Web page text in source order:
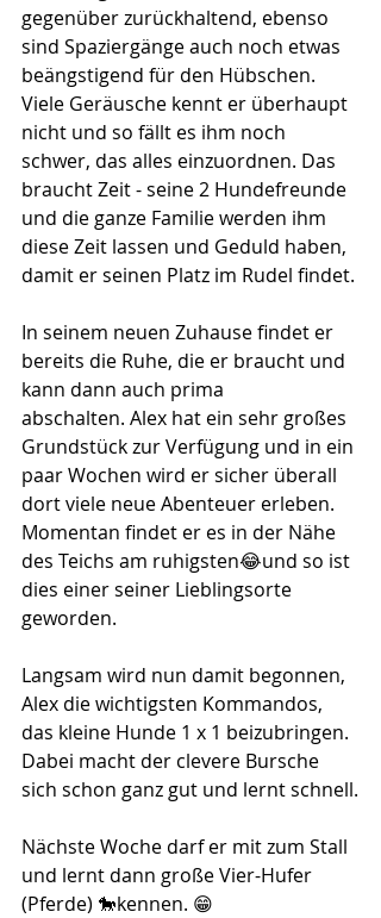
gegenüber zurückhaltend, ebenso
sind Spaziergänge auch noch etwas
beängstigend für den Hübschen.
Viele Geräusche kennt er überhaupt
nicht und so fällt es ihm noch
schwer, das alles einzuordnen. Das
braucht Zeit - seine 2 Hundefreunde
und die ganze Familie werden ihm
diese Zeit lassen und Geduld haben,
damit er seinen Platz im Rudel findet.
In seinem neuen Zuhause findet er
bereits die Ruhe, die er braucht und
kann dann auch prima
abschalten. Alex hat ein sehr großes
Grundstück zur Verfügung und in ein
paar Wochen wird er sicher überall
dort viele neue Abenteuer erleben.
Momentan findet er es in der Nähe
des Teichs am ruhigsten😂und so ist
dies einer seiner Lieblingsorte
geworden.
Langsam wird nun damit begonnen,
Alex die wichtigsten Kommandos,
das kleine Hunde 1 x 1 beizubringen.
Dabei macht der clevere Bursche
sich schon ganz gut und lernt schnell.
Nächste Woche darf er mit zum Stall
und lernt dann große Vier-Hufer
(Pferde) 🐎kennen. 😁